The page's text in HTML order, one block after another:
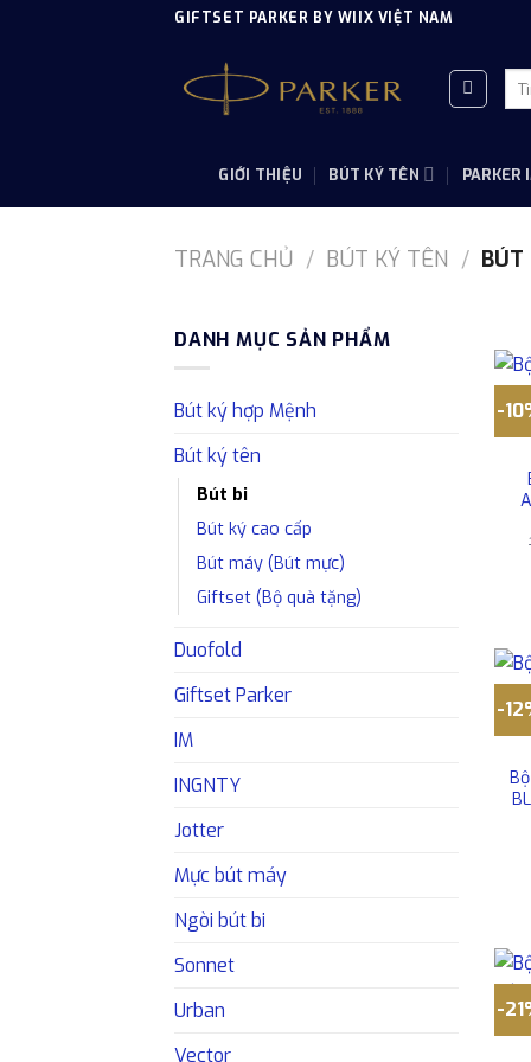
GIFTSET PARKER BY WIIX VIỆT NAM
Tìm
GIỚI THIỆU BÚT KÝ TÊN PARKER
TRANG CHỦ / BÚT KÝ TÊN / BÚT
DANH MỤC SẢN PHẨM
Bút ký hợp Mệnh
Bút ký tên
Bút bi
Bút ký cao cấp
Bút máy (Bút mực)
Giftset (Bộ quà tặng)
Duofold
Giftset Parker
IM
INGNTY
Jotter
Mực bút máy
Ngòi bút bi
Sonnet
Urban
Vector
-
-
-